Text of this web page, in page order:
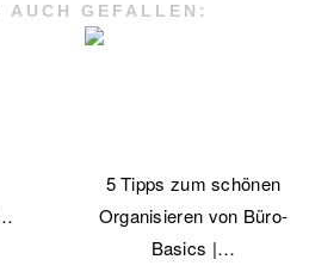
AUCH GEFALLEN:
5 Tipps zum schönen
Organisieren von Büro-
Basics |…